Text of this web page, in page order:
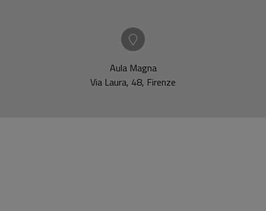
Aula Magna
Via Laura, 48, Firenze